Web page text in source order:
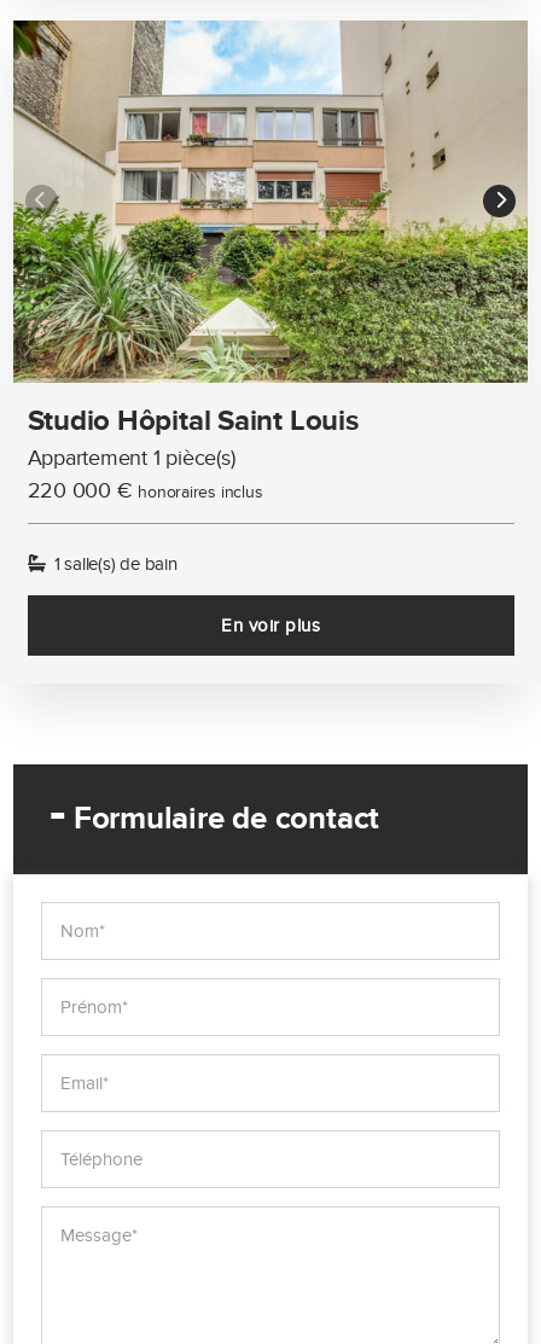
Studio Hôpital Saint Louis
Appartement 1 pièce(s)
220 000 € honoraires inclus
1 salle(s) de bain
En voir plus
- Formulaire de contact